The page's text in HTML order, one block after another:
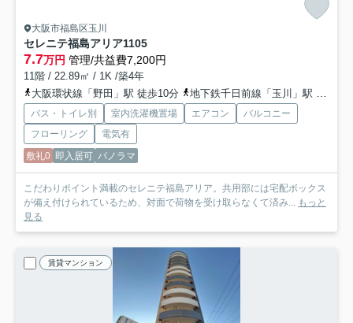
大阪市福島区玉川
セレニテ福島アリア1105
7.7万円 管理/共益費7,200円
11階 / 22.89㎡ / 1K /築4年
大阪環状線「野田」駅 徒歩10分
地下鉄千日前線「玉川」駅 徒歩10分
バス・トイレ別 室内洗濯機置場 エアコン
バルコニー
フローリング
電気有
敷礼0 即入居可 パノラマ
こだわりポイント満載のセレニテ福島アリア。共用部には宅配ボックス
が備え付けられているため、対面で荷物を受け取らなくて済み... もっと
見る
賃貸マンション